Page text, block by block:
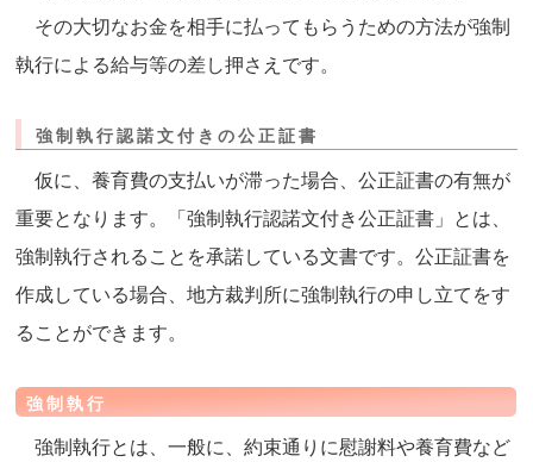
その大切なお金を相手に払ってもらうための方法が強制
執行による給与等の差し押さえです。
強制執行認諾文付きの公正証書
仮に、養育費の支払いが滞った場合、公正証書の有無が
重要となります。「強制執行認諾文付き公正証書」とは、
強制執行されることを承諾している文書です。公正証書を
作成している場合、地方裁判所に強制執行の申し立てをす
ることができます。
強制執行
強制執行とは、一般に、約束通りに慰謝料や養育費など